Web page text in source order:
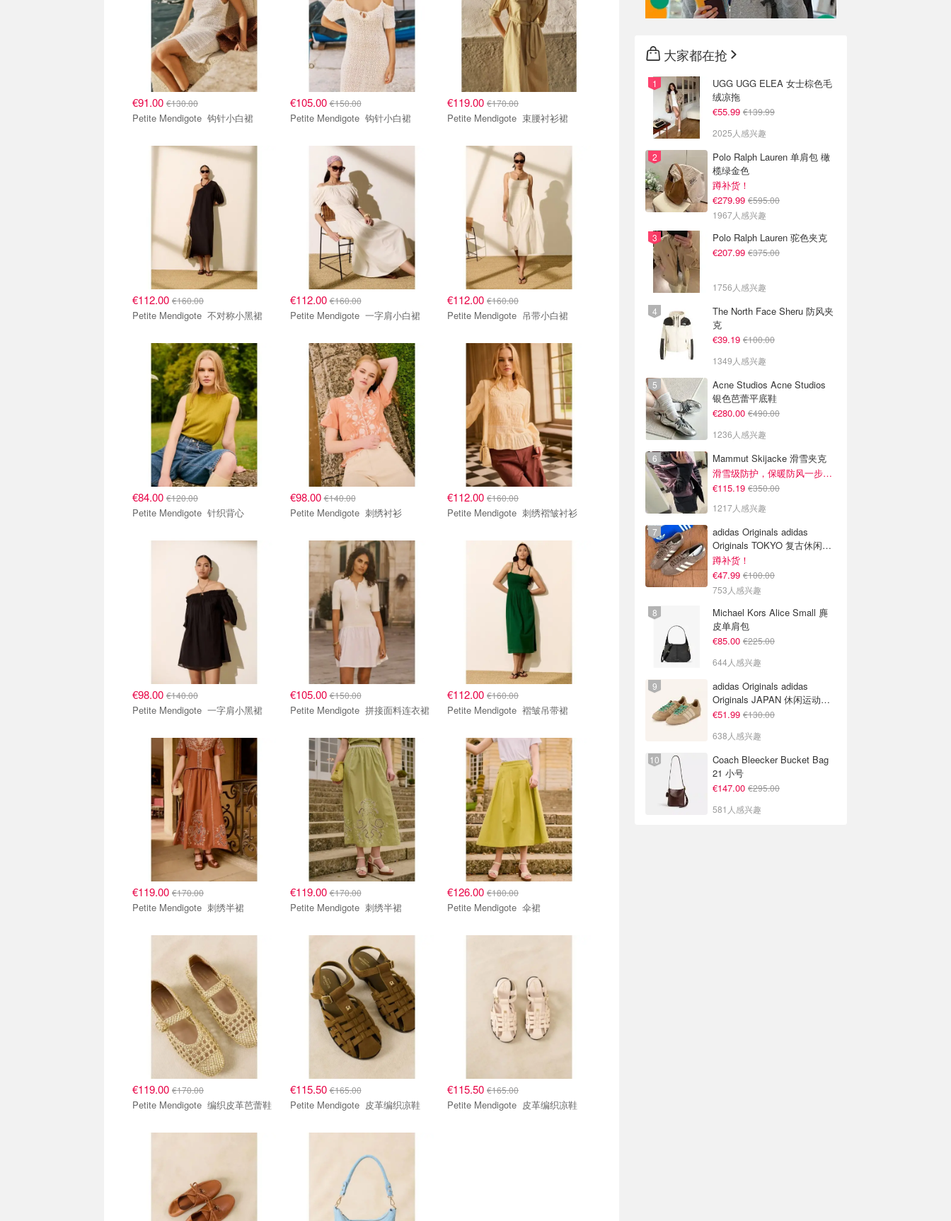
€91.00 €130.00
Petite Mendigote 钩针小白裙
€105.00€150.00
Petite Mendigote 钩针小白裙
€119.00 €170.00
Petite Mendigote 束腰衬衫裙
€112.00 €160.00
Petite Mendigote 不对称小黑裙
€112.00€160.00
Petite Mendigote 一字肩小白裙
€112.00 €160.00
Petite Mendigote 吊带小白裙
€84.00 €120.00
Petite Mendigote 针织背心
€98.00€140.00
Petite Mendigote 刺绣衬衫
€112.00 €160.00
Petite Mendigote 刺绣褶皱衬衫
€98.00 €140.00
Petite Mendigote 一字肩小黑裙
€105.00€150.00
Petite Mendigote 拼接面料连衣裙
€112.00 €160.00
Petite Mendigote 褶皱吊带裙
€119.00 €170.00
Petite Mendigote 刺绣半裙
€119.00€170.00
Petite Mendigote 刺绣半裙
€126.00 €180.00
Petite Mendigote 伞裙
€119.00 €170.00
Petite Mendigote 编织皮革芭蕾鞋
€115.50€165.00
Petite Mendigote 皮革编织凉鞋
€115.50 €165.00
Petite Mendigote 皮革编织凉鞋
大家都在抢
UGG UGG ELEA 女士棕色毛
绒凉拖
€55.99 €139.99
2025人感兴趣
Polo Ralph Lauren 单肩包 橄
榄绿金色
蹲补货！
€279.99 €595.00
1967人感兴趣
Polo Ralph Lauren 驼色夹克
€207.99 €375.00
1756人感兴趣
The North Face Sheru 防风夹
克
€39.19 €100.00
1349人感兴趣
Acne Studios Acne Studios
银色芭蕾平底鞋
€280.00 €490.00
1236人感兴趣
Mammut Skijacke 滑雪夹克
滑雪级防护，保暖防风一步到位！仅剩s！
€115.19 €350.00
1217人感兴趣
adidas Originals adidas
Originals TOKYO 复古休闲鞋
深棕色
蹲补货！
€47.99 €100.00
753人感兴趣
Michael Kors Alice Small 麂
皮单肩包
€85.00 €225.00
644人感兴趣
adidas Originals adidas
Originals JAPAN 休闲运动鞋
米色
€51.99 €130.00
638人感兴趣
Coach Bleecker Bucket Bag
21 小号
€147.00 €295.00
581人感兴趣